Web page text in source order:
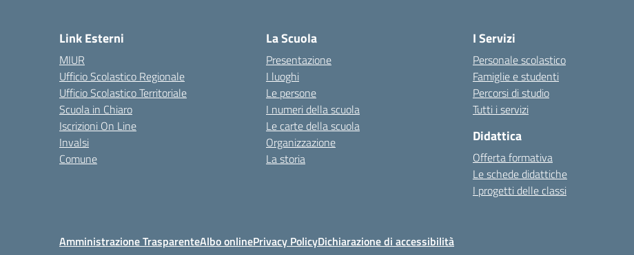
Link Esterni
MIUR
Ufficio Scolastico Regionale
Ufficio Scolastico Territoriale
Scuola in Chiaro
Iscrizioni On Line
Invalsi
Comune
La Scuola
Presentazione
I luoghi
Le persone
I numeri della scuola
Le carte della scuola
Organizzazione
La storia
I Servizi
Personale scolastico
Famiglie e studenti
Percorsi di studio
Tutti i servizi
Didattica
Offerta formativa
Le schede didattiche
I progetti delle classi
Amministrazione TrasparenteAlbo onlinePrivacy PolicyDichiarazione di accessibilità